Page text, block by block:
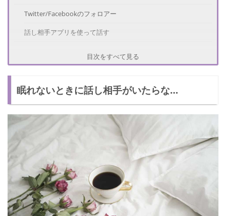
Twitter/Facebookのフォロアー
話し相手アプリを使って話す
おすすめの睡眠方法② 睡眠導入サウンドを聴く
おすすめの睡眠方法③ 雨・海水など水の音を聴く
おすすめの睡眠方法④ 連想ゲームで頭を動かす
1人眠れない夜は寂しいもの！
目次をすべて見る
眠れないときに話し相手がいたらな…